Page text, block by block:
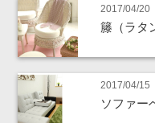
2017/04/20
籐（ラタ
2017/04/15
ソファー